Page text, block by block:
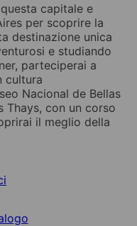
capitale e
per scoprire la
destinazione unica
e studiando
parteciperai a
cultura
Nacional de Bellas
Thays, con un corso
il meglio della